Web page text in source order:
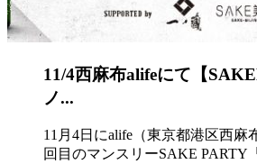
11/4西麻布alifeにて【
ノ...
11月4日にalife（東京都港区西麻
回目のマンスリーSAKE PARTY